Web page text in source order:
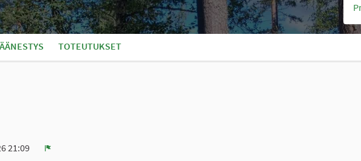
ÄÄNESTYS TOTEUTUKSET
21:09